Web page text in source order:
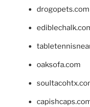
drogopets.com
oaksofa.com